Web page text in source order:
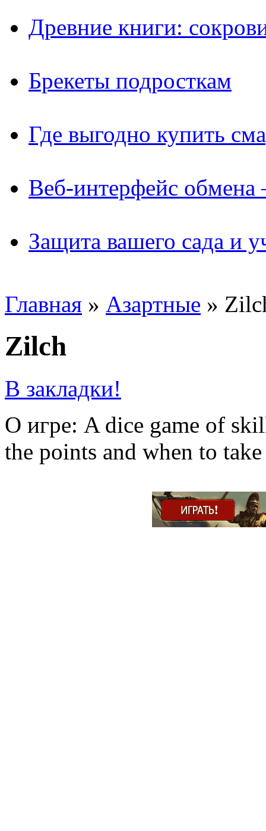
Древние книги:
Брекеты подросткам
Где выгодно купить
Веб-интерфейс
Защита вашего сада и
Главная » Азартные »
Zilch
В закладки!
О игре: A dice game of
the points and when to take